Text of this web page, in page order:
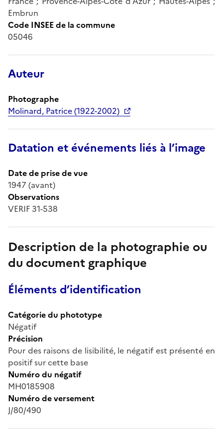
Embrun
Code INSEE de la commune
05046
Auteur
Photographe
Molinard, Patrice (1922-2002)
Datation et événements liés à l’image
Date de prise de vue
1947 (avant)
Observations
VERIF 31-538
Description de la photographie ou
du document graphique
Éléments d’identification
Catégorie du phototype
Négatif
Précision
Pour des raisons de lisibilité, le négatif est présenté en
positif sur cette base
Numéro du négatif
MH0185908
Numéro de versement
J/80/490